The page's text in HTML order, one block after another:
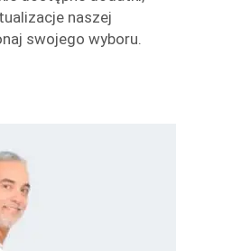
naszej
swojego wyboru.